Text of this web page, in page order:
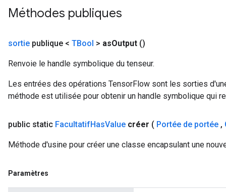
Méthodes publiques
sortie publique < TBool > asOutput ()
Renvoie le handle symbolique du tenseur.
Les entrées des opérations TensorFlow sont les sorties
méthode est utilisée pour obtenir un handle symbolique qui
public static FacultatifHasValue créer ( Portée de portée ,
Méthode d'usine pour créer une classe encapsulant une
Paramètres